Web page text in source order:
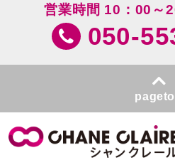
営業時間 10：00～
050-